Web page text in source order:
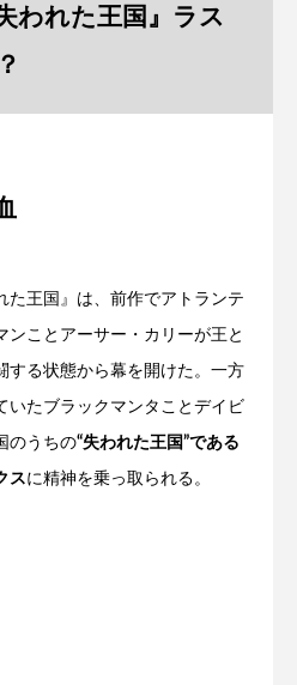
われた王国』ラス
た王国』は、前作でアトランテ
ンことアーサー・カリーが王と
する状態から幕を開けた。一方
いたブラックマンタことデイビ
のうちの“失われた王国”である
スに精神を乗っ取られる。